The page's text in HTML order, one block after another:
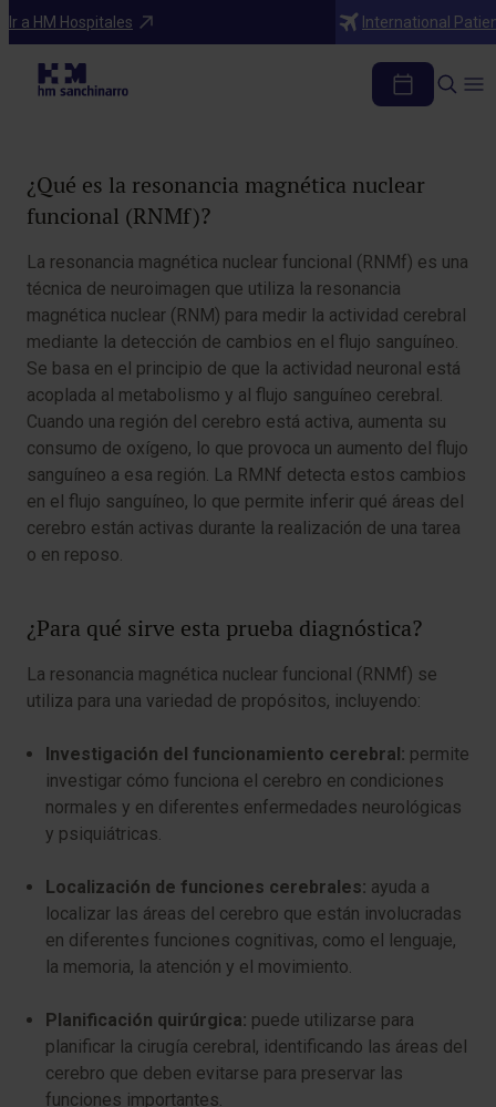
Ir a HM Hospitales International
Diagnosticos
RNM funcional
¿Qué es la resonancia magnética nuclear
funcional (RNMf)?
La resonancia magnética nuclear funcional (RNMf) es una
técnica de neuroimagen que utiliza la resonancia
magnética nuclear (RNM) para medir la actividad cerebral
mediante la detección de cambios en el flujo sanguíneo.
Se basa en el principio de que la actividad neuronal está
acoplada al metabolismo y al flujo sanguíneo cerebral.
Cuando una región del cerebro está activa, aumenta su
consumo de oxígeno, lo que provoca un aumento del flujo
sanguíneo a esa región. La RMNf detecta estos cambios
en el flujo sanguíneo, lo que permite inferir qué áreas del
cerebro están activas durante la realización de una tarea
o en reposo.
¿Para qué sirve esta prueba diagnóstica?
La resonancia magnética nuclear funcional (RNMf) se
utiliza para una variedad de propósitos, incluyendo:
Investigación del funcionamiento cerebral: permite
investigar cómo funciona el cerebro en condiciones
normales y en diferentes enfermedades neurológicas
y psiquiátricas.
Localización de funciones cerebrales: ayuda a
localizar las áreas del cerebro que están involucradas
en diferentes funciones cognitivas, como el lenguaje,
la memoria, la atención y el movimiento.
Planificación quirúrgica: puede utilizarse para
planificar la cirugía cerebral, identificando las áreas del
cerebro que deben evitarse para preservar las
funciones importantes.